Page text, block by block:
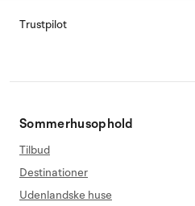
Trustpilot
Sommerhusophold
Tilbud
Destinationer
Udenlandske huse